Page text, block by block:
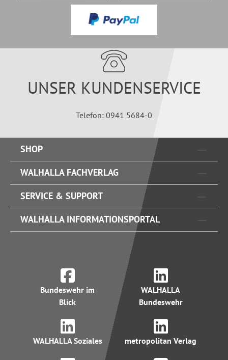
UNSER KUNDENSERVICE
Telefon: 0941 5684-0
SHOP
WALHALLA FACHVERLAG
SERVICE & SUPPORT
WALHALLA INFORMATIONSPORTAL
Bundeswehr im
Blick
WALHALLA
Bundeswehr
WALHALLA Soziales metropolitan Verlag